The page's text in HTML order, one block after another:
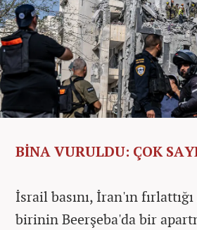
BİNA VURULDU: ÇOK
İsrail basını, İran'ın
birinin Beerşeba'da bir